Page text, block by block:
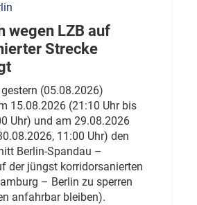
wegen LZB auf
Strecke
(05.08.2026)
15.08.2026 (21:10 Uhr bis
Uhr) und am 29.08.2026
11:00 Uhr) den
Berlin-Spandau –
der jüngst korridorsanierten
– Berlin zu sperren
anfahrbar bleiben).